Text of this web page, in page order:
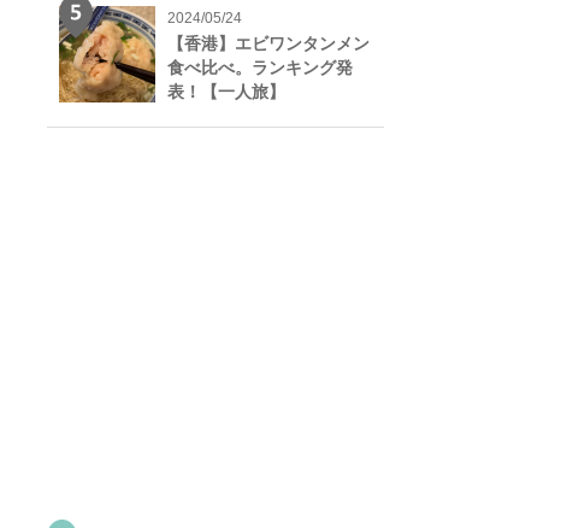
2024/05/24
【香港】エビワンタンメン
食べ比べ。ランキング発
表！【一人旅】